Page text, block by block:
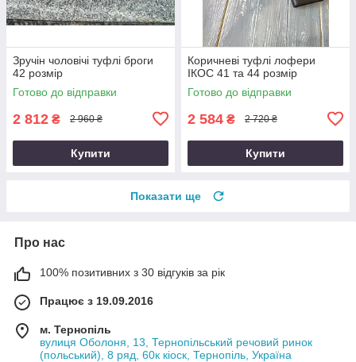
Зручін чоловічі туфлі броги
42 розмір
Готово до відправки
2 812 ₴ 2 960 ₴
Купити
Коричневі туфлі лофери
ІКОС 41 та 44 розмір
Готово до відправки
2 584 ₴ 2 720 ₴
Купити
Показати ще
Про нас
100% позитивних з 30 відгуків за рік
Працює з 19.09.2016
м. Тернопіль
вулиця Оболоня, 13, Тернопільський речовий ринок
(польський), 8 ряд, 60к кіоск, Тернопіль, Україна